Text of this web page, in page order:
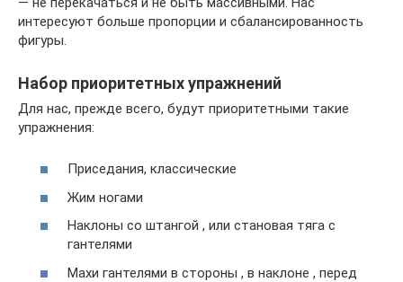
интересуют больше пропорции и сбалансированность
фигуры.
Набор приоритетных упражнений
Для нас, прежде всего, будут приоритетными такие
упражнения:
Приседания, классические
Жим ногами
Наклоны со штангой , или становая тяга с
гантелями
Махи гантелями в стороны , в наклоне , перед